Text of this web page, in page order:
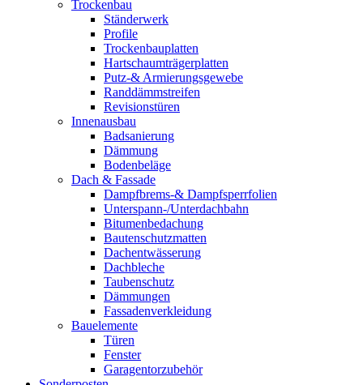
Trockenbau
Ständerwerk
Profile
Trockenbauplatten
Hartschaumträgerplatten
Putz-& Armierungsgewebe
Randdämmstreifen
Revisionstüren
Innenausbau
Badsanierung
Dämmung
Bodenbeläge
Dach & Fassade
Dampfbrems-& Dampfsperrfolien
Unterspann-/Unterdachbahn
Bitumenbedachung
Bautenschutzmatten
Dachentwässerung
Dachbleche
Taubenschutz
Dämmungen
Fassadenverkleidung
Bauelemente
Türen
Fenster
Garagentorzubehör